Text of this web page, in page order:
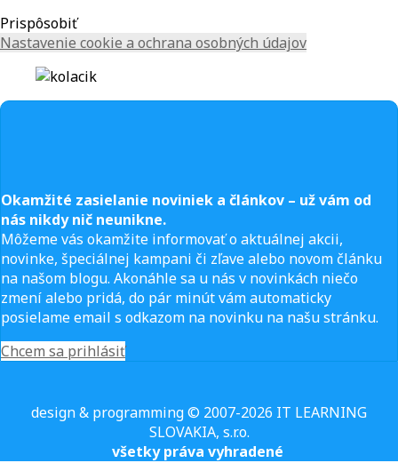
Prispôsobiť
Nastavenie cookie a ochrana osobných údajov
Okamžité zasielanie noviniek a článkov – už vám od
nás nikdy nič neunikne.
Môžeme vás okamžite informovať o aktuálnej akcii,
novinke, špeciálnej kampani či zľave alebo novom článku
na našom blogu. Akonáhle sa u nás v novinkách niečo
zmení alebo pridá, do pár minút vám automaticky
posielame email s odkazom na novinku na našu stránku.
Chcem sa prihlásiť
design & programming © 2007-2026 IT LEARNING
SLOVAKIA, s.r.o.
všetky práva vyhradené